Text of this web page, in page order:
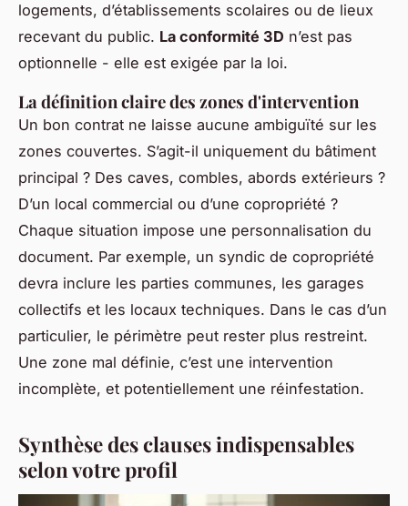
logements, d’établissements scolaires ou de lieux
recevant du public. La conformité 3D n’est pas
optionnelle - elle est exigée par la loi.
La définition claire des zones d'intervention
Un bon contrat ne laisse aucune ambiguïté sur les
zones couvertes. S’agit-il uniquement du bâtiment
principal ? Des caves, combles, abords extérieurs ?
D’un local commercial ou d’une copropriété ?
Chaque situation impose une personnalisation du
document. Par exemple, un syndic de copropriété
devra inclure les parties communes, les garages
collectifs et les locaux techniques. Dans le cas d’un
particulier, le périmètre peut rester plus restreint.
Une zone mal définie, c’est une intervention
incomplète, et potentiellement une réinfestation.
Synthèse des clauses indispensables
selon votre profil